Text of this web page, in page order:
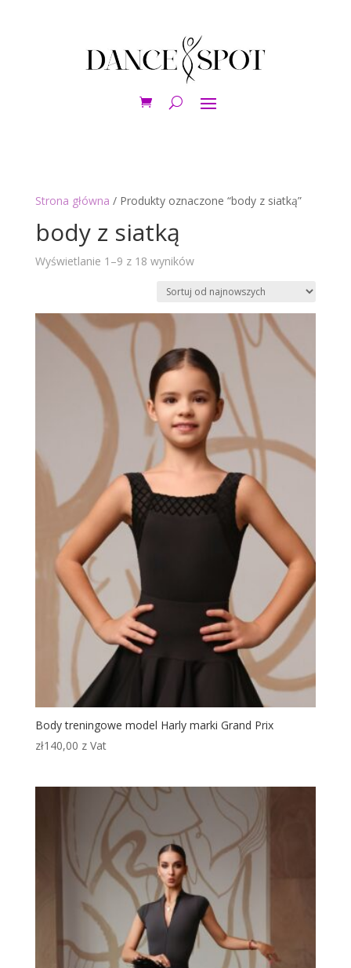
Strona główna / Produkty oznaczone “body z siatką”
body z siatką
Wyświetlanie 1–9 z 18 wynikówPosortowane
najnowszych
Body treningowe model Harly marki Grand Prix
zł140,00 z Vat